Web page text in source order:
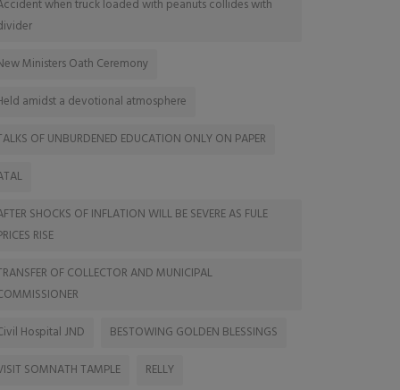
when truck loaded with peanuts collides with
Ministers Oath Ceremony
amidst a devotional atmosphere
OF UNBURDENED EDUCATION ONLY ON PAPER
SHOCKS OF INFLATION WILL BE SEVERE AS FULE
RISE
OF COLLECTOR AND MUNICIPAL
Hospital JND
BESTOWING GOLDEN BLESSINGS
SOMNATH TAMPLE
RELLY